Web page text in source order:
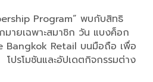
Program” พบกับสิทธิ
มายเฉพาะสมาชิก วัน แบงค็อก
Bangkok Retail บนมือถือ เพื่อ
รโมชันและอัปเดตกิจกรรมต่าง